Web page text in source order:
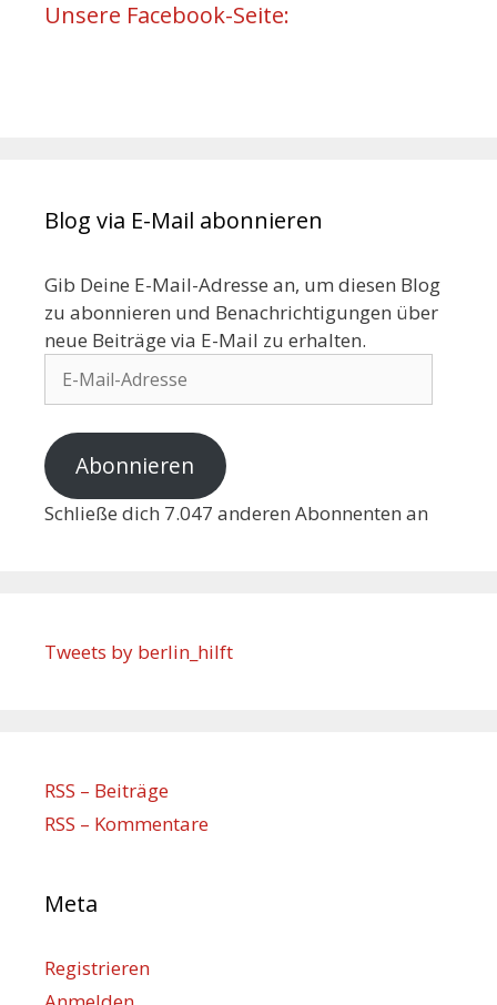
Unsere Facebook-Seite:
Blog via E-Mail abonnieren
Gib Deine E-Mail-Adresse an, um diesen Blog
zu abonnieren und Benachrichtigungen über
neue Beiträge via E-Mail zu erhalten.
Abonnieren
Schließe dich 7.047 anderen Abonnenten an
Tweets by berlin_hilft
RSS – Beiträge
RSS – Kommentare
Meta
Registrieren